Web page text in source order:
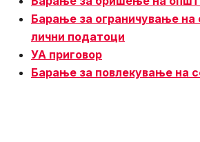
Барање за ограничување на
лични податоци
УА приговор
Барање за повлекување на